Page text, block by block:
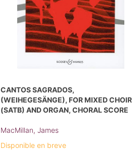
CANTOS SAGRADOS,
(WEIHEGESÄNGE), FOR MIXED CHOIR
(SATB) AND ORGAN, CHORAL SCORE
MacMillan, James
Disponible en breve